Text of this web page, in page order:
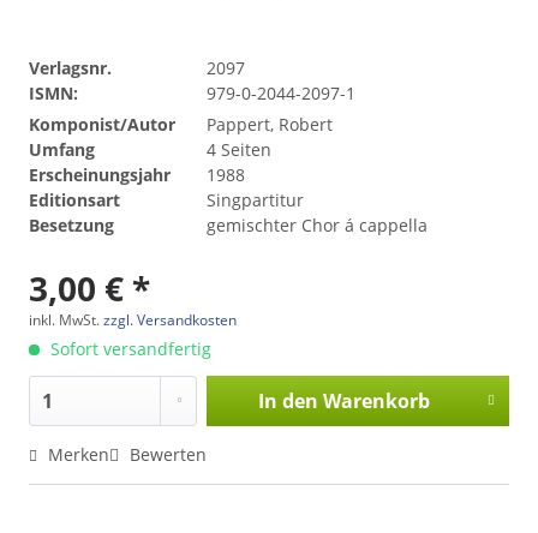
Verlagsnr.
2097
ISMN:
979-0-2044-2097-1
Komponist/Autor
Pappert, Robert
Umfang
4 Seiten
Erscheinungsjahr
1988
Editionsart
Singpartitur
Besetzung
gemischter Chor á cappella
3,00 € *
inkl. MwSt.zzgl. Versandkosten
Sofort versandfertig
In den Warenkorb
Merken Bewerten